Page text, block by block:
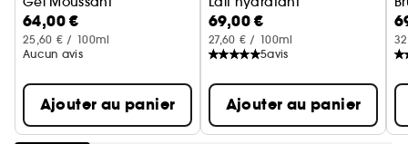
64,00 €
25,60 € / 100ml
Aucun avis
Ajouter au panier
69,00 €
27,60 € / 100ml
5avis
Ajouter au panier